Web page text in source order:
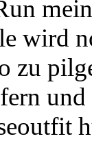
wird
zu